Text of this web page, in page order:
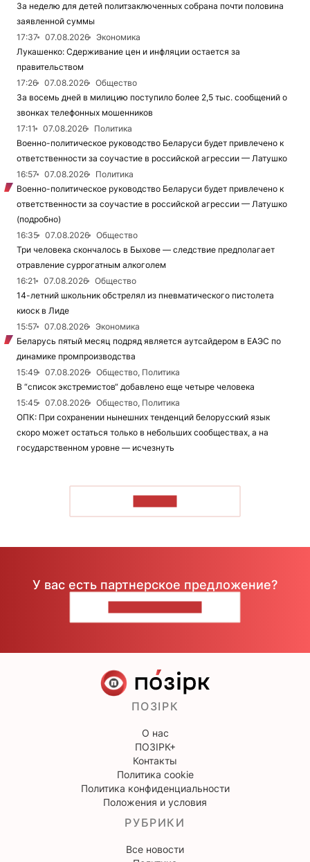
За неделю для детей политзаключенных собрана почти половина
заявленной суммы
17:37
07.08.2026
Экономика
Лукашенко: Сдерживание цен и инфляции остается за
правительством
17:26
07.08.2026
Общество
За восемь дней в милицию поступило более 2,5 тыс. сообщений о
звонках телефонных мошенников
17:11
07.08.2026
Политика
Военно-политическое руководство Беларуси будет привлечено к
ответственности за соучастие в российской агрессии — Латушко
16:57
07.08.2026
Политика
Военно-политическое руководство Беларуси будет привлечено к
ответственности за соучастие в российской агрессии — Латушко
(подробно)
16:35
07.08.2026
Общество
Три человека скончалось в Быхове — следствие предполагает
отравление суррогатным алкоголем
16:21
07.08.2026
Общество
14-летний школьник обстрелял из пневматического пистолета
киоск в Лиде
15:57
07.08.2026
Экономика
Беларусь пятый месяц подряд является аутсайдером в ЕАЭС по
динамике промпроизводства
15:49
07.08.2026
Общество, Политика
В “список экстремистов“ добавлено еще четыре человека
15:45
07.08.2026
Общество, Политика
ОПК: При сохранении нынешних тенденций белорусский язык
скоро может остаться только в небольших сообществах, а на
государственном уровне — исчезнуть
У вас есть партнерское предложение?
ПОЗІРК
О нас
ПОЗІРК+
Контакты
Политика cookie
Политика конфиденциальности
Положения и условия
РУБРИКИ
Все новости